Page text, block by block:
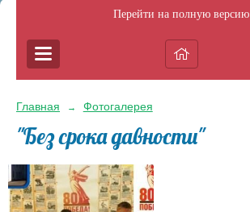
Перейти на полную версию
Главная → Фотогалерея
"Без срока давности"